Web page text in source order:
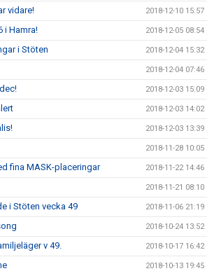
vidare! 2018-12-10 15:57
i Hamra! 2018-12-05 08:54
i Stöten 2018-12-04 15:32
2018-12-04 07:46
2018-12-03 15:09
2018-12-03 14:02
2018-12-03 13:39
2018-11-28 10:05
fina MASK-placeringar 2018-11-22 14:46
2018-11-21 08:10
i Stöten vecka 49 2018-11-06 21:19
2018-10-24 13:52
v 49. 2018-10-17 16:42
2018-10-13 19:45